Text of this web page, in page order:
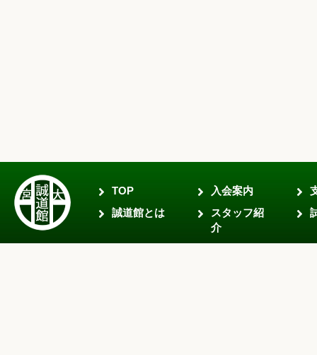
TOP
誠道館とは
入会案内
スタッフ紹
介